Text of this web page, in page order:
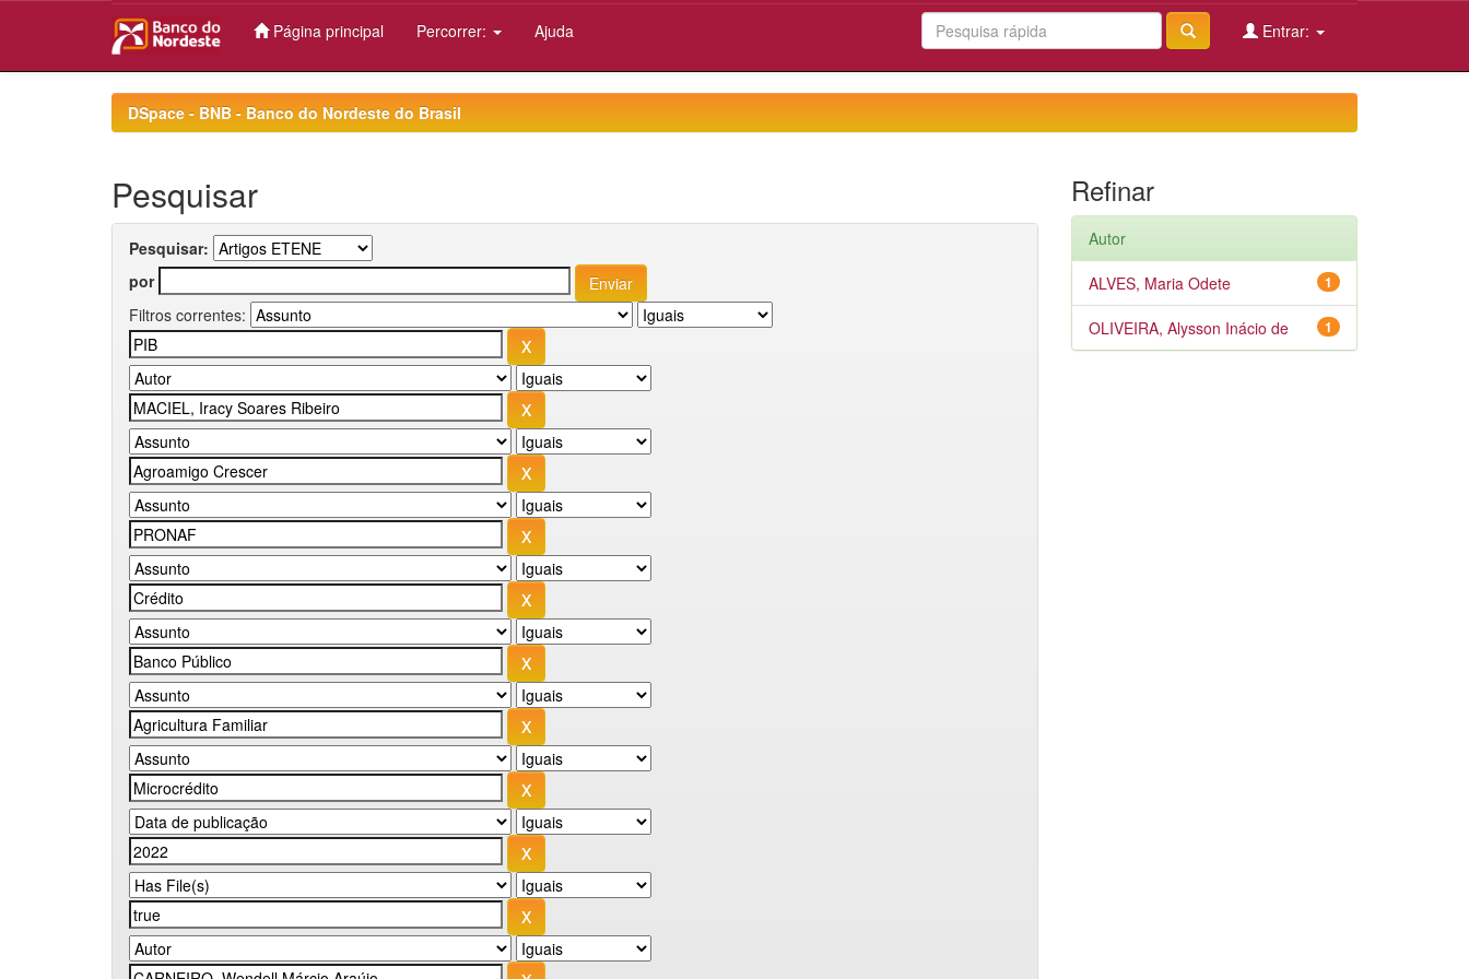
Página principal Percorrer: Ajuda Entrar:
DSpace - BNB - Banco do Nordeste do Brasil
Pesquisar
Pesquisar:
por
Filtros correntes:
Refinar
Autor
1
ALVES, Maria Odete
1
OLIVEIRA, Alysson Inácio de